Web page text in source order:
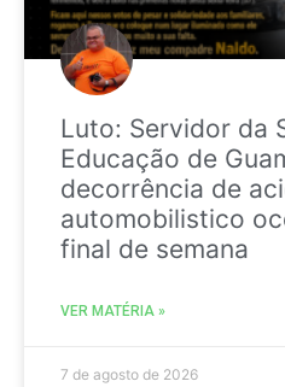
Luto: Servidor da
Educação de
decorrência de
automobilistico
final de semana
VER MATÉRIA »
7 de agosto de 2026